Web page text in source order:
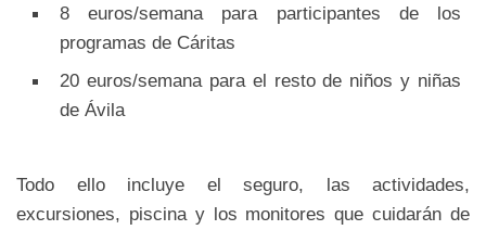
8 euros/semana para participantes de los
programas de Cáritas
20 euros/semana para el resto de niños y niñas
de Ávila
Todo ello incluye el seguro, las actividades,
excursiones, piscina y los monitores que cuidarán de